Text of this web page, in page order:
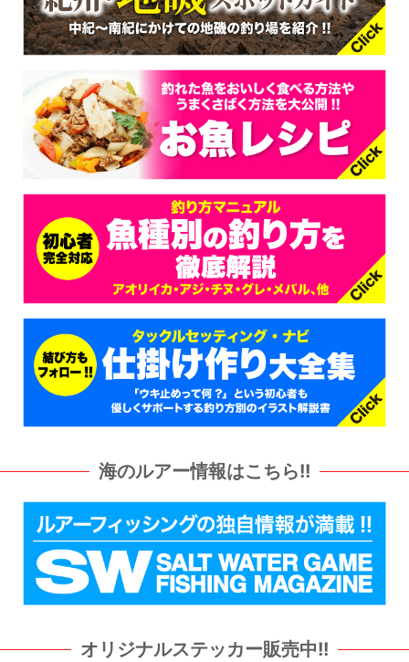
海のルアー情報はこちら!!
オリジナルステッカー販売中!!